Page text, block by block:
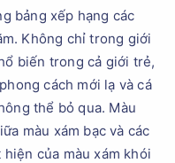
bảng xếp hạng các
Không chỉ trong giới
biến trong cả giới trẻ,
cách mới lạ và cá
thể bỏ qua. Màu
màu xám bạc và các
của màu xám khói